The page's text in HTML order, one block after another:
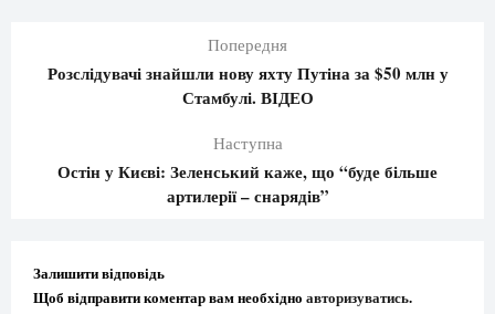
Попередня
Розслідувачі знайшли нову яхту Путіна за $50 млн у
Стамбулі. ВІДЕО
Наступна
Остін у Києві: Зеленський каже, що “буде більше
артилерії – снарядів”
Залишити відповідь
Щоб відправити коментар вам необхідно авторизуватись.